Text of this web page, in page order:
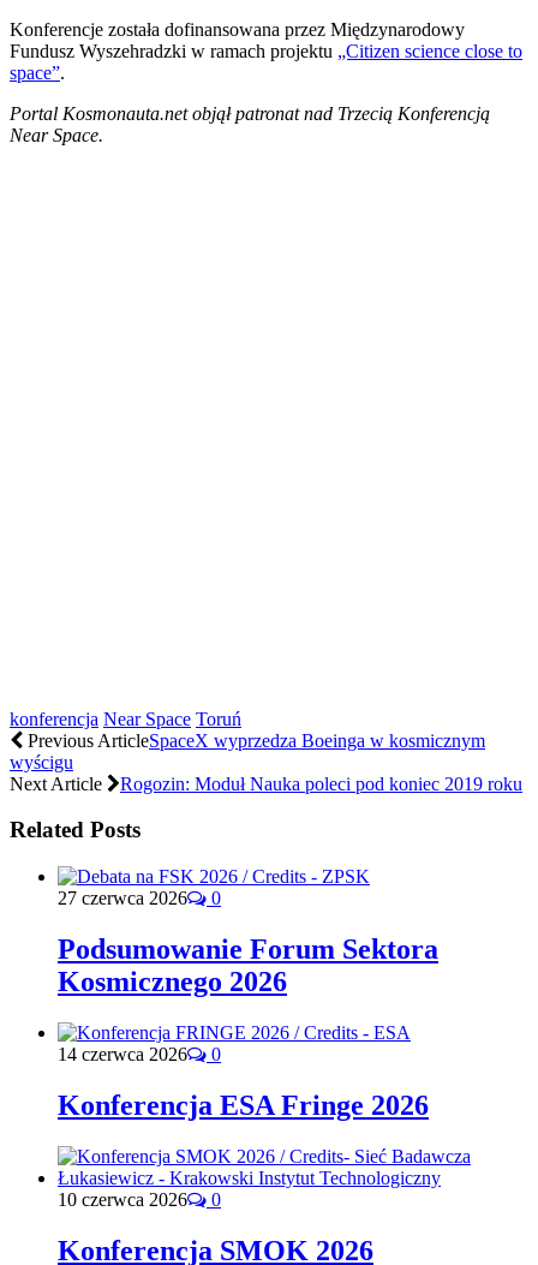
Konferencje została dofinansowana przez Międzynarodowy
Fundusz Wyszehradzki w ramach projektu „Citizen science close to
space”.
Portal Kosmonauta.net objął patronat nad Trzecią Konferencją
Near Space.
konferencja Near Space Toruń
Previous ArticleSpaceX wyprzedza Boeinga w kosmicznym
wyścigu
Next Article
Rogozin: Moduł Nauka poleci pod koniec 2019 roku
Related Posts
27 czerwca 2026 0
Podsumowanie Forum Sektora
Kosmicznego 2026
14 czerwca 2026 0
Konferencja ESA Fringe 2026
10 czerwca 2026 0
Konferencja SMOK 2026